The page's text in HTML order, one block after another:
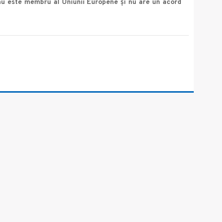
este membru al Uniunii Europene și nu are un acord